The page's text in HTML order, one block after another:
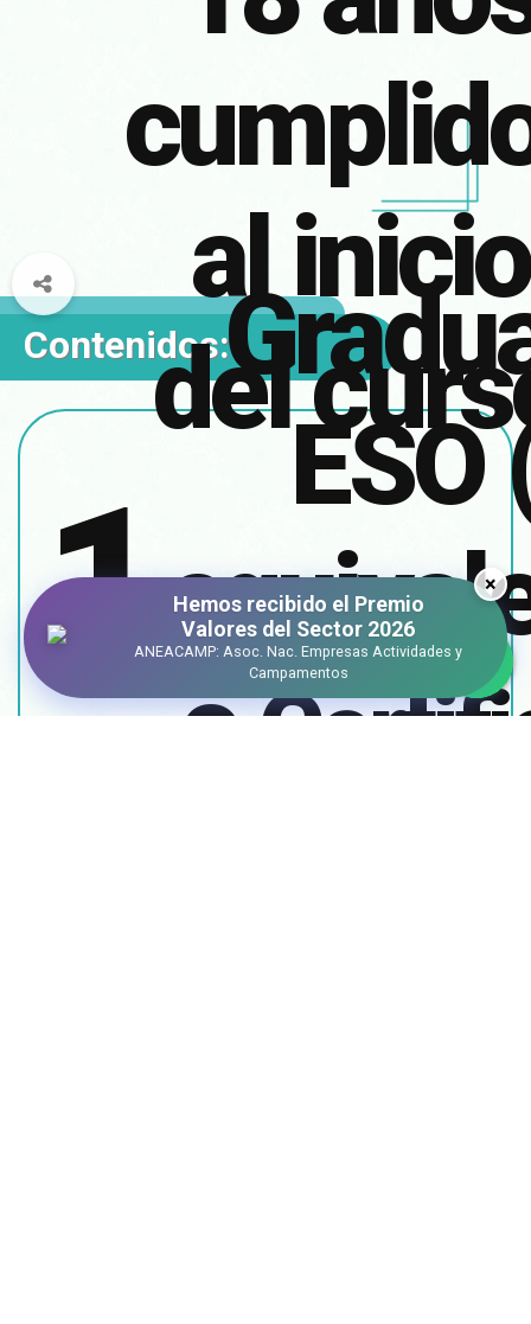
al inicio
del
ESO
o
Contenidos:
1.
×
Hemos recibido el Premio
Valores del Sector 2026
ANEACAMP: Asoc. Nac. Empresas Actividades y
Campamentos